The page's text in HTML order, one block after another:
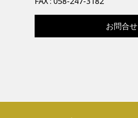
お問合せ